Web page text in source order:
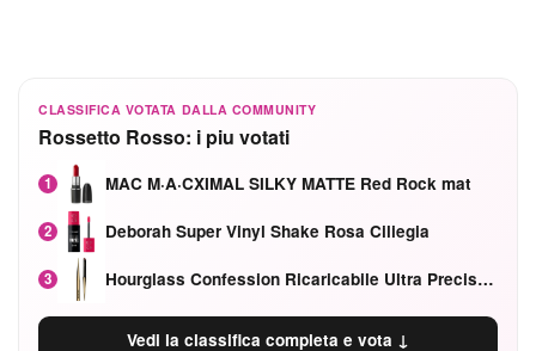
CLASSIFICA VOTATA DALLA COMMUNITY
Rossetto Rosso: i piu votati
1 MAC M·A·CXIMAL SILKY MATTE Red Rock mat
2 Deborah Super Vinyl Shake Rosa Ciliegia
3 Hourglass Confession Ricaricabile Ultra Preciso Ad Alta Intensità Secretly Classic Red
Vedi la classifica completa e vota ↓